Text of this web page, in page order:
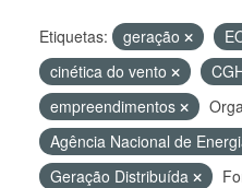
Etiquetas: geração
cinética do vento
empreendimentos
Agência Nacional de
Geração Distribuída